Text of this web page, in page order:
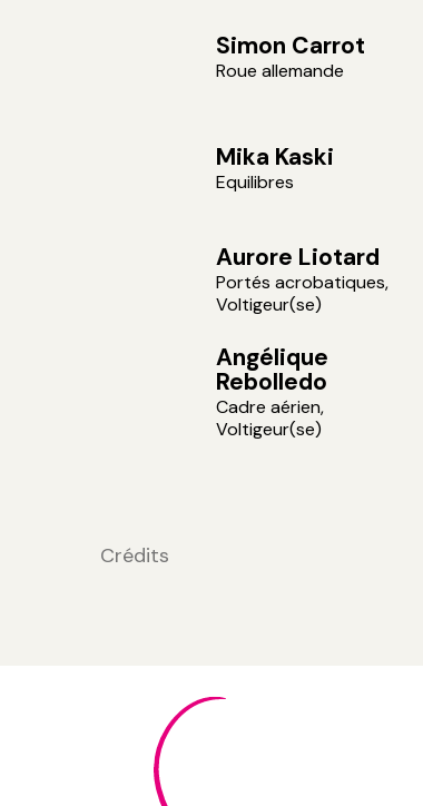
Simon Carrot
Roue allemande
Mika Kaski
Equilibres
Aurore Liotard
Portés acrobatiques,
Voltigeur(se)
Angélique
Rebolledo
Cadre aérien,
Voltigeur(se)
Crédits